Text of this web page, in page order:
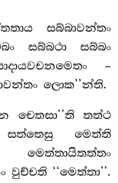
සබ්බාවන්තං
සබ්බථා සබ්බං
–
ලොක’’න්ති.
චෙතසා’’ති තත්ථ
මෙත්ති
‘‘මෙත්තා’’.